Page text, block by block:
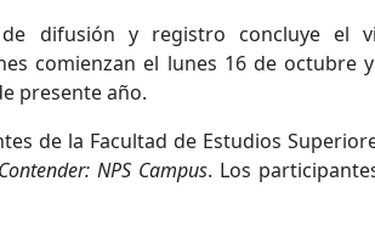
difusión y registro concluye el
comienzan el lunes 16 de octubre
presente año.
de la Facultad de Estudios
NPS Campus. Los